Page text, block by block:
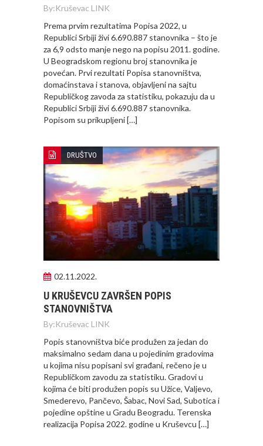
By:Kruševac LINK
Prema prvim rezultatima Popisa 2022, u
Republici Srbiji živi 6.690.887 stanovnika – što je
za 6,9 odsto manje nego na popisu 2011. godine.
U Beogradskom regionu broj stanovnika je
povećan. Prvi rezultati Popisa stanovništva,
domaćinstava i stanova, objavljeni na sajtu
Republičkog zavoda za statistiku, pokazuju da u
Republici Srbiji živi 6.690.887 stanovnika.
Popisom su prikupljeni […]
DRUŠTVO
02.11.2022.
U KRUŠEVCU ZAVRŠEN POPIS
STANOVNIŠTVA
By:Kruševac LINK
Popis stanovništva biće produžen za jedan do
maksimalno sedam dana u pojedinim gradovima
u kojima nisu popisani svi građani, rečeno je u
Republičkom zavodu za statistiku. Gradovi u
kojima će biti produžen popis su Užice, Valjevo,
Smederevo, Pančevo, Šabac, Novi Sad, Subotica i
pojedine opštine u Gradu Beogradu. Terenska
realizacija Popisa 2022. godine u Kruševcu […]